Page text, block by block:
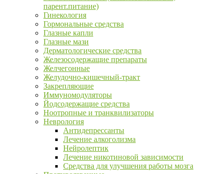
парент.питание)
Гинекология
Гормональные средства
Глазные капли
Глазные мази
Дерматологические средства
Железосодержащие препараты
Желчегонные
Желудочно-кишечный-тракт
Закрепляющие
Иммуномодуляторы
Йодсодержащие средства
Ноотропные и транквилизаторы
Неврология
Антидепрессанты
Лечение алкоголизма
Нейролептик
Лечение никотиновой зависимости
Средства для улучшения работы мозга